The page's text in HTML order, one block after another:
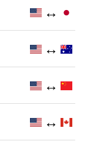
↔
↔
↔
↔